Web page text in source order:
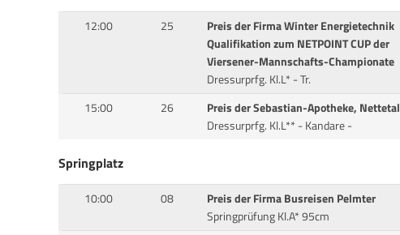
12:00 25
Preis der Firma Winter Energietechnik
Qualifikation zum NETPOINT CUP der
Viersener-Mannschafts-Championate
Dressurprfg. Kl.L* - Tr.
15:00 26
Preis der Sebastian-Apotheke, Nettetal
Dressurprfg. Kl.L** - Kandare -
Springplatz
10:00 08
Preis der Firma Busreisen Pelmter
Springprüfung Kl.A* 95cm